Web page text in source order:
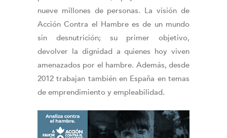
nueve millones de personas. La visión de
Acción Contra el Hambre es de un mundo
sin desnutrición; su primer objetivo,
devolver la dignidad a quienes hoy viven
amenazados por el hambre. Además, desde
2012 trabajan también en España en temas
de emprendimiento y empleabilidad.